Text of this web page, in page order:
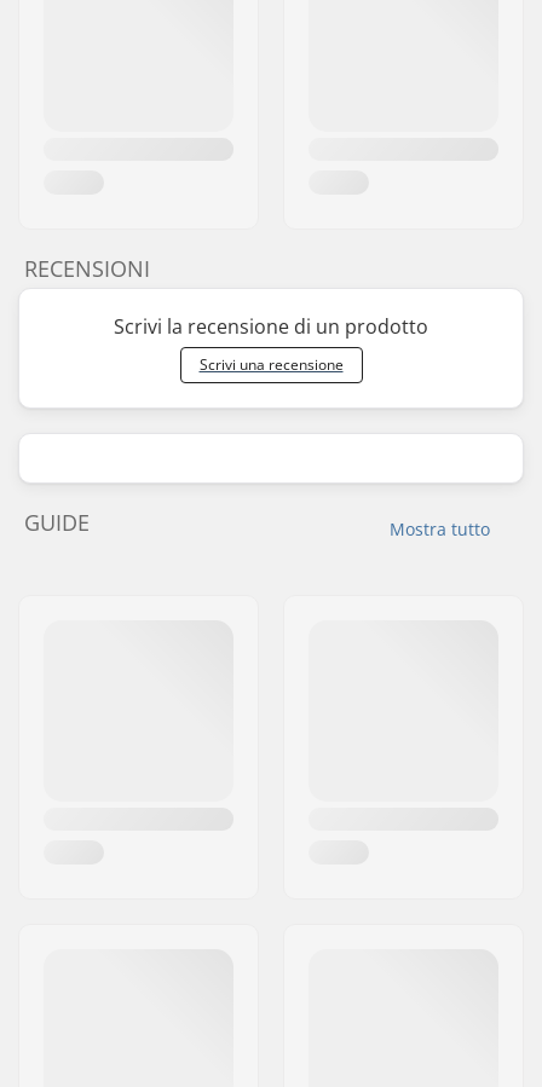
RECENSIONI
Scrivi la recensione di un prodotto
Scrivi una recensione
Mostra tutto
GUIDE